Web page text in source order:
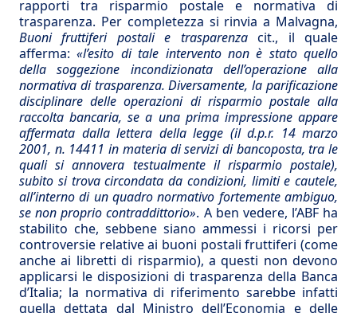
rapporti tra risparmio postale e normativa di
trasparenza. Per completezza si rinvia a Malvagna,
Buoni fruttiferi postali e trasparenzacit., il quale
afferma:«l’esito di tale intervento non è stato quello
della soggezione incondizionata dell’operazione alla
normativa di trasparenza. Diversamente, la parificazione
disciplinare delle operazioni di risparmio postale alla
raccolta bancaria, se a una prima impressione appare
affermata dalla lettera della legge (il d.p.r. 14 marzo
2001, n. 14411 in materia di servizi di bancoposta, tra le
quali si annovera testualmente il risparmio postale),
subito si trova circondata da condizioni, limiti e cautele,
all’interno di un quadro normativo fortemente ambiguo,
se non proprio contraddittorio». A ben vedere, l’ABF ha
stabilito che, sebbene siano ammessi i ricorsi per
controversie relative ai buoni postali fruttiferi (come
anche ai libretti di risparmio), a questi non devono
applicarsi le disposizioni di trasparenza della Banca
d’Italia; la normativa di riferimento sarebbe infatti
quella dettata dal Ministro dell’Economia e delle